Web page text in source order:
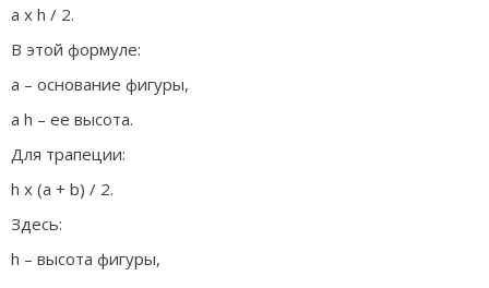
а х h / 2.
В этой формуле:
а – основание фигуры,
а h – ее высота.
Для трапеции:
h х (а + b) / 2.
Здесь:
h – высота фигуры,